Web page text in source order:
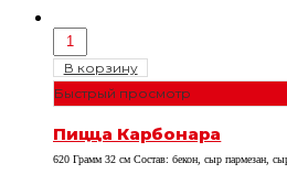
В корзину
Быстрый просмотр
Пицца Карбонара
620 Грамм 32 см Состав: бекон, сыр пармезан,